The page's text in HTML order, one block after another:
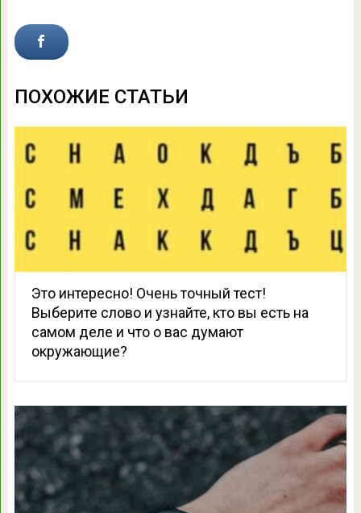
ПОХОЖИЕ СТАТЬИ
Это интересно! Очень точный тест!
Выберите слово и узнайте, кто вы есть на
самом деле и что о вас думают
окружающие?